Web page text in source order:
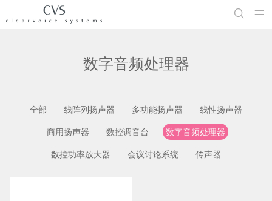


数字音频处理器
全部 线阵列扬声器 多功能扬声器 线性扬声器
商用扬声器 数控调音台 数字音频处理器
数控功率放大器 会议讨论系统 传声器